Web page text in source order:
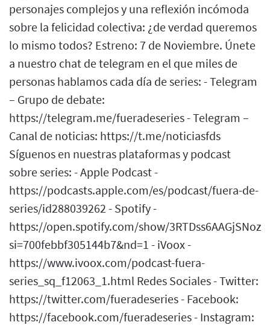
personajes complejos y una reflexión incómoda
sobre la felicidad colectiva: ¿de verdad queremos
lo mismo todos? Estreno: 7 de Noviembre. Únete
a nuestro chat de telegram en el que miles de
personas hablamos cada día de series: - Telegram
– Grupo de debate:
https://telegram.me/fueradeseries - Telegram –
Canal de noticias: https://t.me/noticiasfds
Síguenos en nuestras plataformas y podcast
sobre series: - Apple Podcast -
https://podcasts.apple.com/es/podcast/fuera-de-
series/id288039262 - Spotify -
https://open.spotify.com/show/
si=700febbf305144b7&nd=1 - iVoox -
https://www.ivoox.com/podcast-fuera-
series_sq_f12063_1.html Redes Sociales - Twitter:
https://twitter.com/fueradeseries - Facebook:
https://facebook.com/fueradeseries - Instagram: